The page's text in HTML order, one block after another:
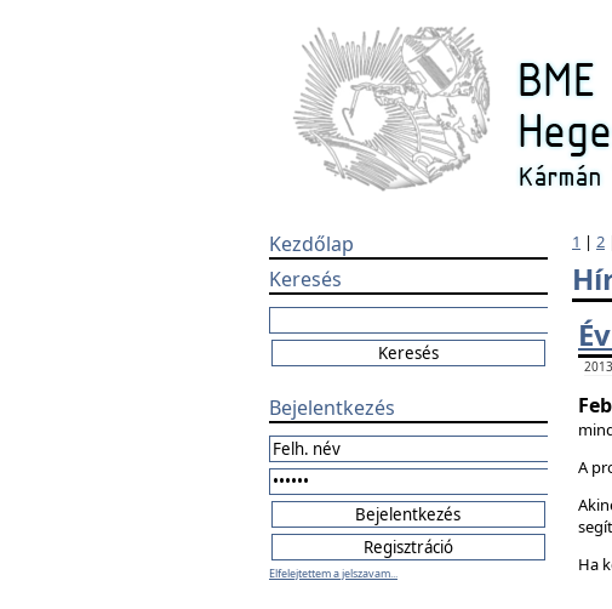
Kezdőlap
Keresés
Bejelentkezés
Elfelejtettem a jelszavam...
1 | 2
A
Ha